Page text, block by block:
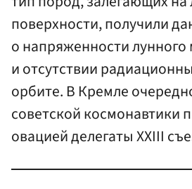
поверхности, получили
о напряженности лунного
и отсутствии
орбите. В Кремле
советской космонавтики
овацией делегаты XXIII